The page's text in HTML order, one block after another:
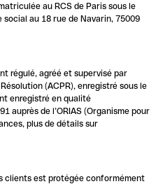
au RCS de Paris sous le
au 18 rue de Navarin, 75009
régulé, agréé et supervisé par
(ACPR), enregistré sous le
enregistré en qualité
auprès de l’ORIAS (Organisme pour
plus de détails sur
clients est protégée conformément